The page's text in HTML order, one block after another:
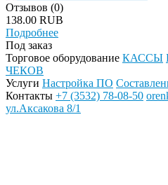
Отзывов (0)
138.00 RUB
Подробнее
Под заказ
Торговое оборудование КАССЫ
ЧЕКОВ
Услуги Настройка ПО
Контакты +7 (3532) 78-08-50
ул.Аксакова 8/1